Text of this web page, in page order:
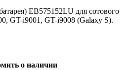
EB575152LU для сотового
GT-i9001, GT-i9008 (Galaxy S).
о наличии